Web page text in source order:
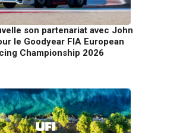
son partenariat avec John
le Goodyear FIA European
Championship 2026